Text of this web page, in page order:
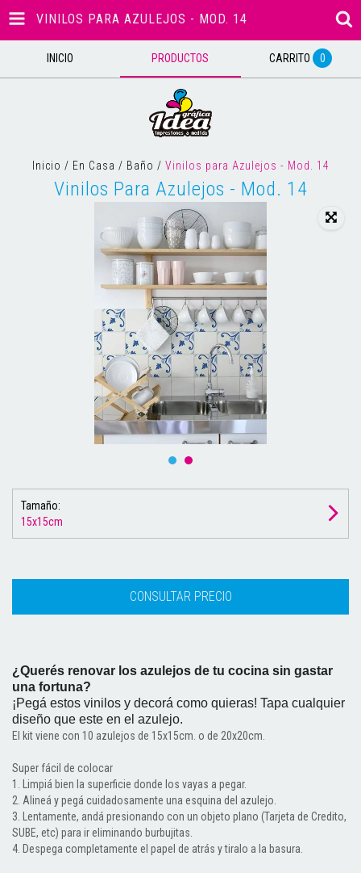
VINILOS PARA AZULEJOS - MOD. 14
INICIO PRODUCTOS CARRITO 0
Inicio / En Casa / Baño / Vinilos para Azulejos - Mod. 14
Vinilos Para Azulejos - Mod. 14
Tamaño:
15x15cm
¿Querés renovar los azulejos de tu cocina sin gastar
una fortuna?
¡Pegá estos vinilos y decorá como quieras! Tapa cualquier
diseño que este en el azulejo.
El kit viene con 10 azulejos de 15x15cm. o de 20x20cm.
Super fácil de colocar
1. Limpiá bien la superficie donde los vayas a pegar.
2. Alineá y pegá cuidadosamente una esquina del azulejo.
3. Lentamente, andá presionando con un objeto plano (Tarjeta de Credito,
SUBE, etc) para ir eliminando burbujitas.
4. Despega completamente el papel de atrás y tiralo a la basura.